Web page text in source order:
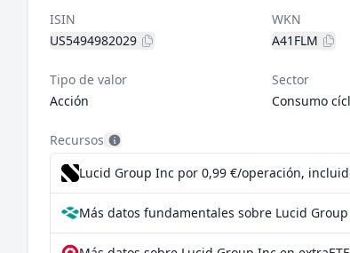
ISIN
US5494982029
WKN
A41FLM
Tipo de valor
Acción
Sector
Consumo
Recursos
Lucid Group Inc por 0,99 €/operación,
Más datos fundamentales sobre Lucid